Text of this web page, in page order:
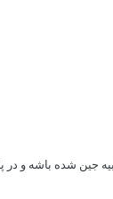
شده باشه و در پالت